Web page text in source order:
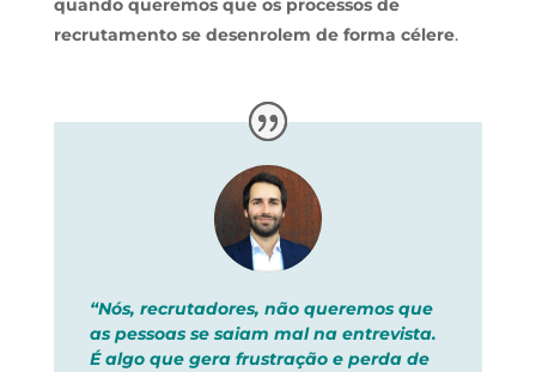
quando queremos que os processos de
recrutamento se desenrolem de forma célere.
“Nós, recrutadores, não queremos que
as pessoas se saiam mal na entrevista.
É algo que gera frustração e perda de